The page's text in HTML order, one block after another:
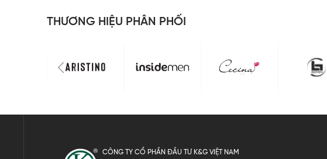
THƯƠNG HIỆU PHÂN PHỐI
CÔNG TY CỔ PHẦN ĐẦU TƯ K&G VIỆT NAM